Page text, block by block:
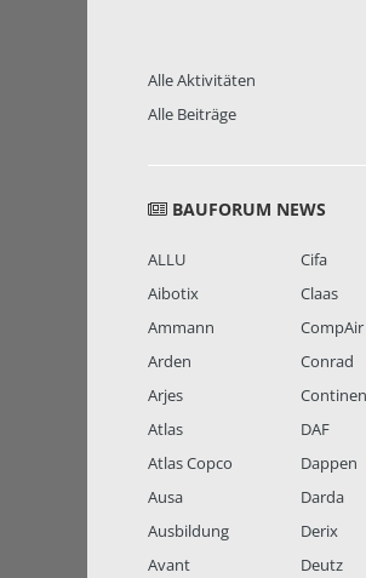
Alle Aktivitäten
Alle Beiträge
BAUFORUM NEWS
ALLU
Aibotix
Ammann
Arden
Arjes
Atlas
Atlas Copco
Ausa
Ausbildung
Avant
Cifa
Claas
CompAir
Conrad
DAF
Dappen
Darda
Derix
Deutz